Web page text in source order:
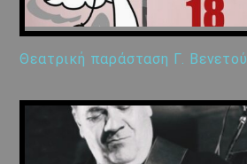
Θεατρική παράσταση Γ.